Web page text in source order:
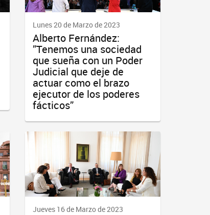
Lunes 20 de Marzo de 2023
Alberto Fernández:
”Tenemos una sociedad
que sueña con un Poder
Judicial que deje de
actuar como el brazo
ejecutor de los poderes
fácticos”
Jueves 16 de Marzo de 2023